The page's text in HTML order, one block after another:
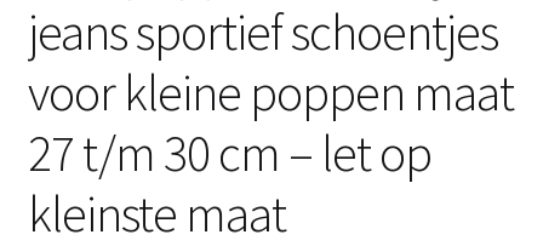
jeans sportief schoentjes
voor kleine poppen maat
27 t/m 30 cm – let op
kleinste maat